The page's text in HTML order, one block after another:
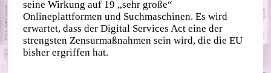
seine Wirkung auf 19 „sehr große“
Onlineplattformen und Suchmaschinen. Es wird
erwartet, dass der Digital Services Act eine der
strengsten Zensurmaßnahmen sein wird, die die EU
bisher ergriffen hat.